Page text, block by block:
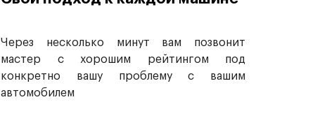
Через несколько минут вам позвонит
мастер с хорошим рейтингом под
конкретно вашу проблему с вашим
автомобилем